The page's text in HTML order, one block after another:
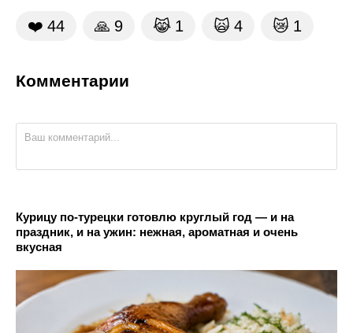
❤️ 44 🙏 9 😹 1 🙀 4 😿 1
Комментарии
Курицу по-турецки готовлю круглый год — и на
праздник, и на ужин: нежная, ароматная и очень
вкусная